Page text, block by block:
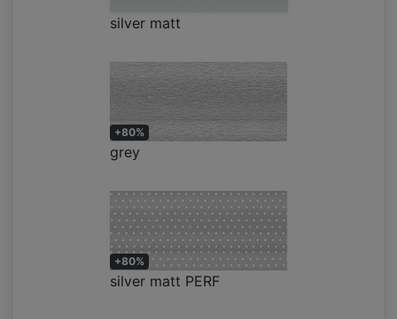
silver matt
+80%
grey
+80%
silver matt PERF